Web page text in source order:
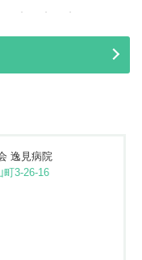
逸見病院
町3-26-16